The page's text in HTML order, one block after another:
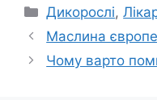
Категорії
Дикорослі,
Маслина
Чому варто